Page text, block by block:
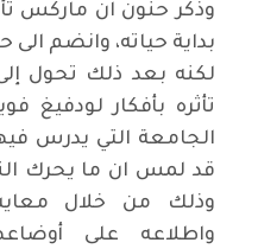
وذكر حنون ان ماركس
بداية حياته، وانضم الى
لكنه بعد ذلك تحول
تأثره بأفكار لودفيغ
الجامعة التي يدرس
قد لمس ان ما يحرك
وذلك من خلال
واطلاعه على